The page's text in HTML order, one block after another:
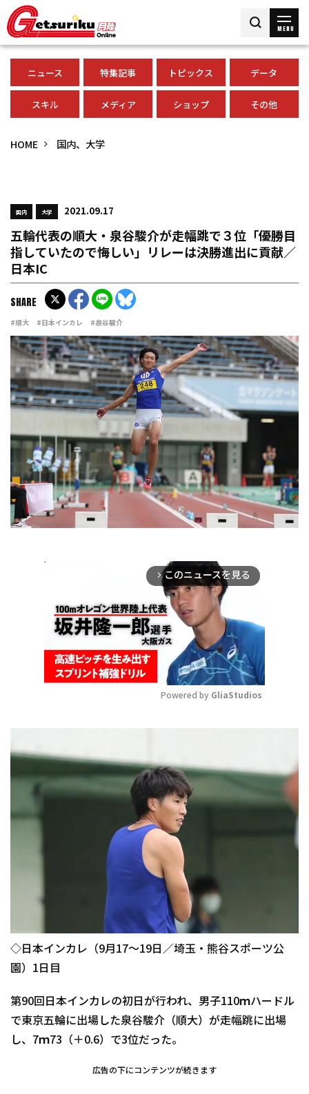
MENU
ニュース 特集記事 トピックス データ
スキル メディア ショップ その他
HOME 国内、大学
国内 大学 2021.09.17
五輪代表の順大・泉谷駿介が走幅跳で３位「優勝目
指していたので悔しい」リレーは決勝進出に貢献／
日本IC
#順大 #日本インカレ #泉谷駿介
SHARE
arrow_forward_ios このニュースを見る
Powered by GliaStudios
◇日本インカレ（9月17～19日／埼玉・熊谷スポーツ公
園）1日目
第90回日本インカレの初日が行われ、男子110ｍハードル
で東京五輪に出場した泉谷駿介（順大）が走幅跳に出場
し、7ｍ73（＋0.6）で3位だった。
広告の下にコンテンツが続きます